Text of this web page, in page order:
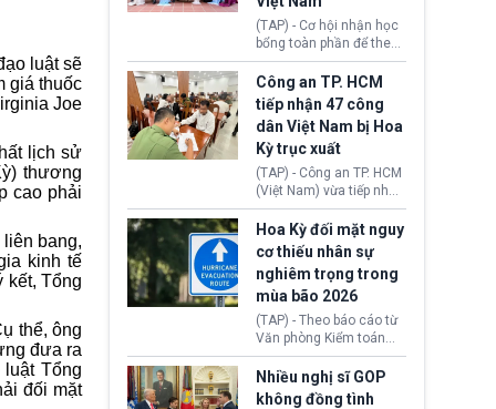
luật sẽ
giá thuốc
Joe
lịch sử
thương
cao phải
bang,
kinh tế
kết, Tổng
thể, ông
đưa ra
Tổng
đối mặt
cực này lập tức tác động
đến thị trường năng
lượng, kéo giá dầu thế
giới lùi sâu xuống dưới
mức 80 USD/thùng.
(TAP) - Cơ hội nhận học
bổng toàn phần để theo
học chương trình thạc sĩ
tại Vương quốc Anh đã
chính thức quay trở lại.
Học bổng Chevening
2027/28 của Chính phủ
Anh vừa mở cổng ứng
tuyển dành riêng ứng
viên Việt Nam, hỗ trợ
toàn bộ chi phí học tập
cùng nhiều quyền lợi
trong suốt một năm
học.
Công an TP. HCM
tiếp nhận 47 công
dân Việt Nam bị Hoa
Kỳ trục xuất
(TAP) - Công an TP. HCM
(Việt Nam) vừa tiếp nhận
47 công dân Việt Nam bị
Hoa Kỳ trục xuất về
nước. Đây là đợt có số
lượng lớn nhất từ đầu
năm 2026 đến nay, phản
ánh xu hướng gia tăng
các trường hợp trục
xuất.
Hoa Kỳ đối mặt nguy
cơ thiếu nhân sự
nghiêm trọng trong
mùa bão 2026
(TAP) - Theo báo cáo từ
Văn phòng Kiểm toán
Chính phủ (GAO), Cơ
quan Quản lý Khẩn cấp
Liên bang (FEMA) thuộc
Nhiều nghị sĩ GOP
không đồng tình